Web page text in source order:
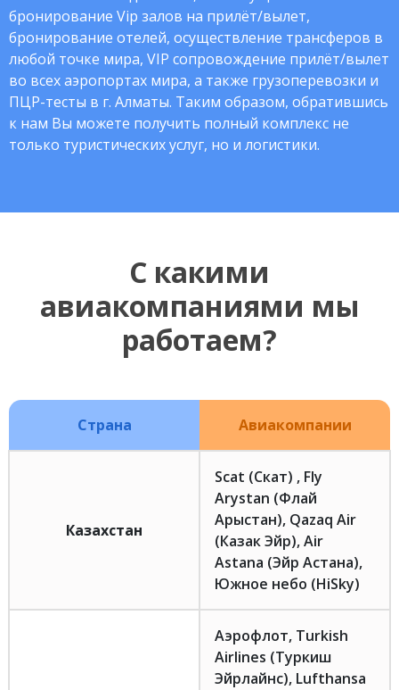
бронирование Vip залов на прилёт/вылет,
бронирование отелей, осуществление трансферов в
любой точке мира, VIP сопровождение прилёт/вылет
во всех аэропортах мира, а также грузоперевозки и
ПЦР-тесты в г. Алматы. Таким образом, обратившись
к нам Вы можете получить полный комплекс не
только туристических услуг, но и логистики.
С какими
авиакомпаниями мы
работаем?
Страна Авиакомпании
Казахстан
Scat (Скат) , Fly
Arystan (Флай
Арыстан), Qazaq Air
(Казак Эйр), Air
Astana (Эйр Астана),
Южное небо (HiSky)
Аэрофлот, Turkish
Airlines (Туркиш
Эйрлайнс), Lufthansa